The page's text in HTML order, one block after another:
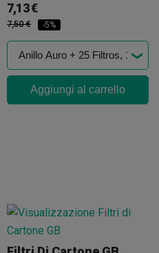
7,13 €
7,50 € -5%
Aggiungi al carrello